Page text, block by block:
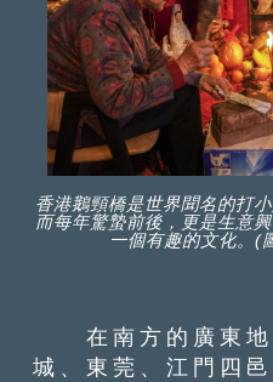
香港鵝頸橋是世界聞名的打
而每年驚蟄前後，更是生意
一個有趣的文化。(
在南方的廣東地
城、東莞、江門四